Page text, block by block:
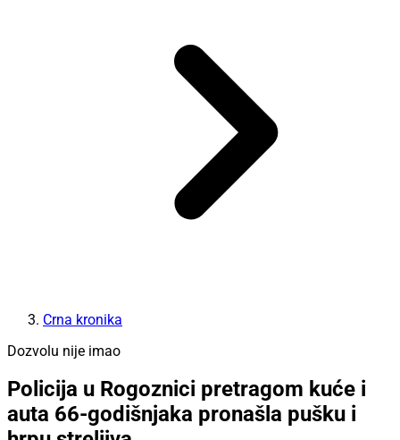
Crna kronika
Dozvolu nije imao
Policija u Rogoznici pretragom kuće i
auta 66-godišnjaka pronašla pušku i